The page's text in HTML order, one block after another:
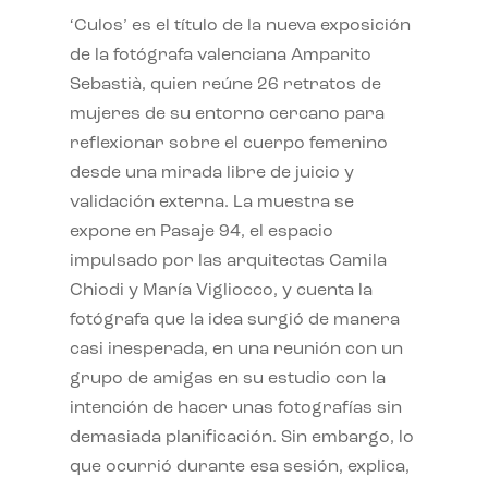
‘Culos’ es el título de la nueva exposición
de la fotógrafa valenciana Amparito
Sebastià, quien reúne 26 retratos de
mujeres de su entorno cercano para
reflexionar sobre el cuerpo femenino
desde una mirada libre de juicio y
validación externa. La muestra se
expone en Pasaje 94, el espacio
impulsado por las arquitectas Camila
Chiodi y María Vigliocco, y cuenta la
fotógrafa que la idea surgió de manera
casi inesperada, en una reunión con un
grupo de amigas en su estudio con la
intención de hacer unas fotografías sin
demasiada planificación. Sin embargo, lo
que ocurrió durante esa sesión, explica,